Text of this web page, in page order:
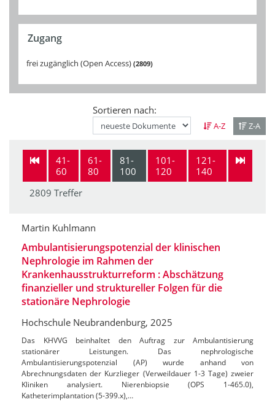
Zugang
frei zugänglich (Open Access) 2809
Sortieren nach:
A-Z Z-A
41-
60
61-
80
81-
100
101-
120
121-
140
2809 Treffer
Martin Kuhlmann
Ambulantisierungspotenzial der klinischen
Nephrologie im Rahmen der
Krankenhausstrukturreform : Abschätzung
finanzieller und struktureller Folgen für die
stationäre Nephrologie
Hochschule Neubrandenburg, 2025
Das KHVVG beinhaltet den Auftrag zur Ambulantisierung
stationärer Leistungen. Das nephrologische
Ambulantisierungspotenzial (AP) wurde anhand von
Abrechnungsdaten der Kurzlieger (Verweildauer 1-3 Tage) zweier
Kliniken analysiert. Nierenbiopsie (OPS 1-465.0),
Katheterimplantation (5-399.x),…